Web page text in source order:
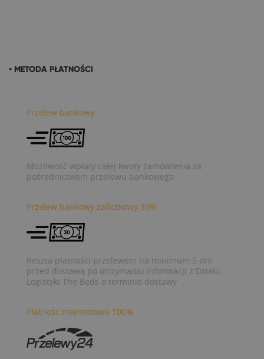
• METODA PŁATNOŚCI
Przelew bankowy
Możliwość wpłaty całej kwoty zamówienia za
pośrednictwem przelewu bankowego
Przelew bankowy zaliczkowy 30%
Reszta płatności przelewem na minimum 5 dni
przed dostawą po otrzymaniu informacji z Działu
Logistyki The Beds o terminie dostawy
Płatnośc internetowa 100%